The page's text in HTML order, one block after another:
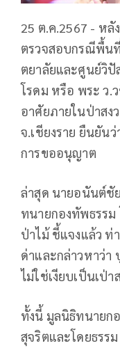
25 ต.ค.2567 - หลั
ตรวจสอบกรณีพื้น
ตยาลัยและศูนย์วิปั
โรดม หรือ พระ ว.
อาศัยภายในป่าสง
จ.เชียงราย ยืนยัน
การขออนุญาต
ล่าสุด นายอนันต์ชั
ทนายกองทัพธรรม
ป่าไม้ ชี้แจงแล้ว ท่
ด่าและกล่าวหาว่า
ไม่ใช่เงียบเป็นเป่
ทั้งนี้ มูลนิธิทนายก
สุจริตและโดยธรร